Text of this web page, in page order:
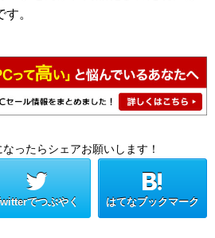
。
ったらシェアお願いします！
でつぶやく はてなブックマーク